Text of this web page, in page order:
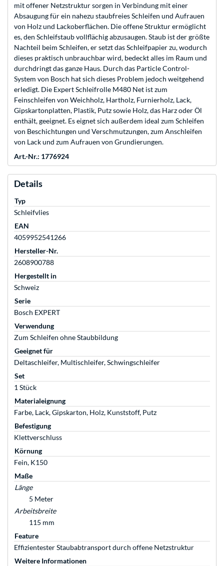
mit offener Netzstruktur sorgen in Verbindung mit einer
Absaugung für ein nahezu staubfreies Schleifen und Aufrauen
von Holz und Lackoberflächen. Die offene Struktur ermöglicht
es, den Schleifstaub vollflächig abzusaugen. Staub ist der größte
Nachteil beim Schleifen, er setzt das Schleifpapier zu, wodurch
dieses praktisch unbrauchbar wird, bedeckt alles im Raum und
durchdringt das ganze Haus. Durch das Particle Control-
System von Bosch hat sich dieses Problem jedoch weitgehend
erledigt. Die Expert Schleifrolle M480 Net ist zum
Feinschleifen von Weichholz, Hartholz, Furnierholz, Lack,
Gipskartonplatten, Plastik, Putz sowie Holz, das Harz oder Öl
enthält, geeignet. Es eignet sich außerdem ideal zum Schleifen
von Beschichtungen und Verschmutzungen, zum Anschleifen
von Lack und zum Aufrauen von Grundierungen.
Art.-Nr.: 1776924
Details
Typ
Schleifvlies
EAN
4059952541266
Hersteller-Nr.
2608900788
Hergestellt in
Schweiz
Serie
Bosch EXPERT
Verwendung
Zum Schleifen ohne Staubbildung
Geeignet für
Deltaschleifer, Multischleifer, Schwingschleifer
Set
1 Stück
Materialeignung
Farbe, Lack, Gipskarton, Holz, Kunststoff, Putz
Befestigung
Klettverschluss
Körnung
Fein, K150
Maße
Länge
5 Meter
Arbeitsbreite
115 mm
Feature
Effizientester Staubabtransport durch offene Netzstruktur
Weitere Informationen